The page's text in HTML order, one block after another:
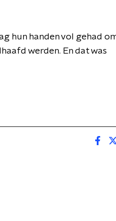
hun handen vol gehad
werden. En dat was